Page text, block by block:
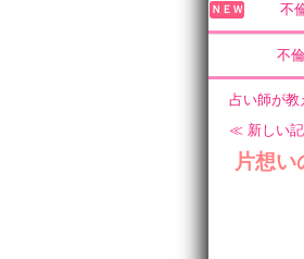
ＮＥＷ 不
不
占い師が教
≪ 新しい
片想い